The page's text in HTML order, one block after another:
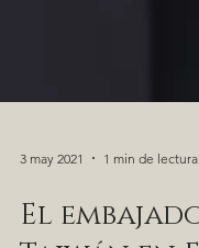
3 may 2021 1 min de lectura